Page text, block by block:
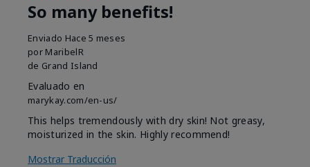
So many benefits!
Enviado Hace 5 meses
por MaribelR
de Grand Island
Evaluado en
marykay.com/en-us/
This helps tremendously with dry skin! Not greasy,
moisturized in the skin. Highly recommend!
Mostrar Traducción